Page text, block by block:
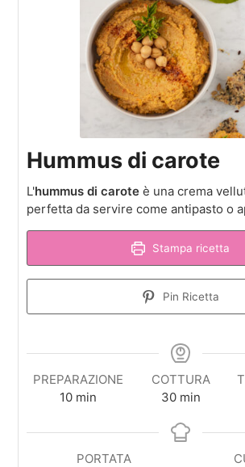
Hummus di carote
L'hummus di carote è una crema
perfetta da servire come antipasto o
Stampa ricetta
Pin Ricetta
PREPARAZIONE
10minuti
min
COTTURA
30minuti
min
PORTATA